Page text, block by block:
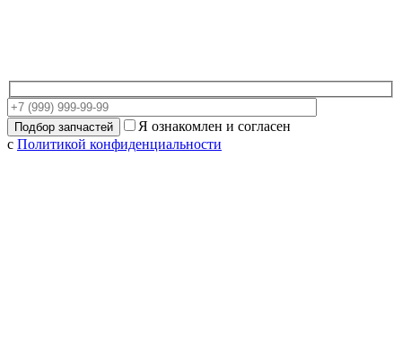
Я ознакомлен и согласен
с Политикой конфиденциальности